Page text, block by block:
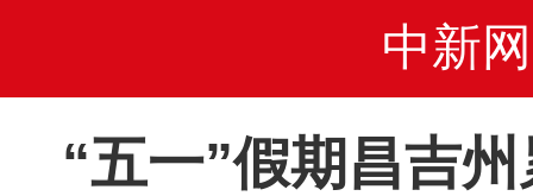
中新网
“五一”假期昌吉